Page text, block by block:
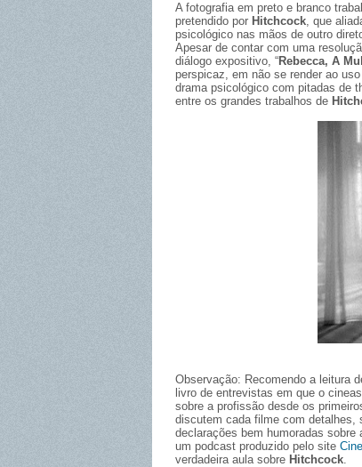
A fotografia em preto e branco
pretendido por Hitchcock, que
psicológico nas mãos de outro
Apesar de contar com uma
diálogo expositivo, “Rebecca, A
perspicaz, em não se render ao
drama psicológico com pitadas de
entre os grandes trabalhos de
Observação: Recomendo a leitura
livro de entrevistas em que o
sobre a profissão desde os
discutem cada filme com detalhes,
declarações bem humoradas
um podcast produzido pelo site
verdadeira aula sobre Hitchcock.